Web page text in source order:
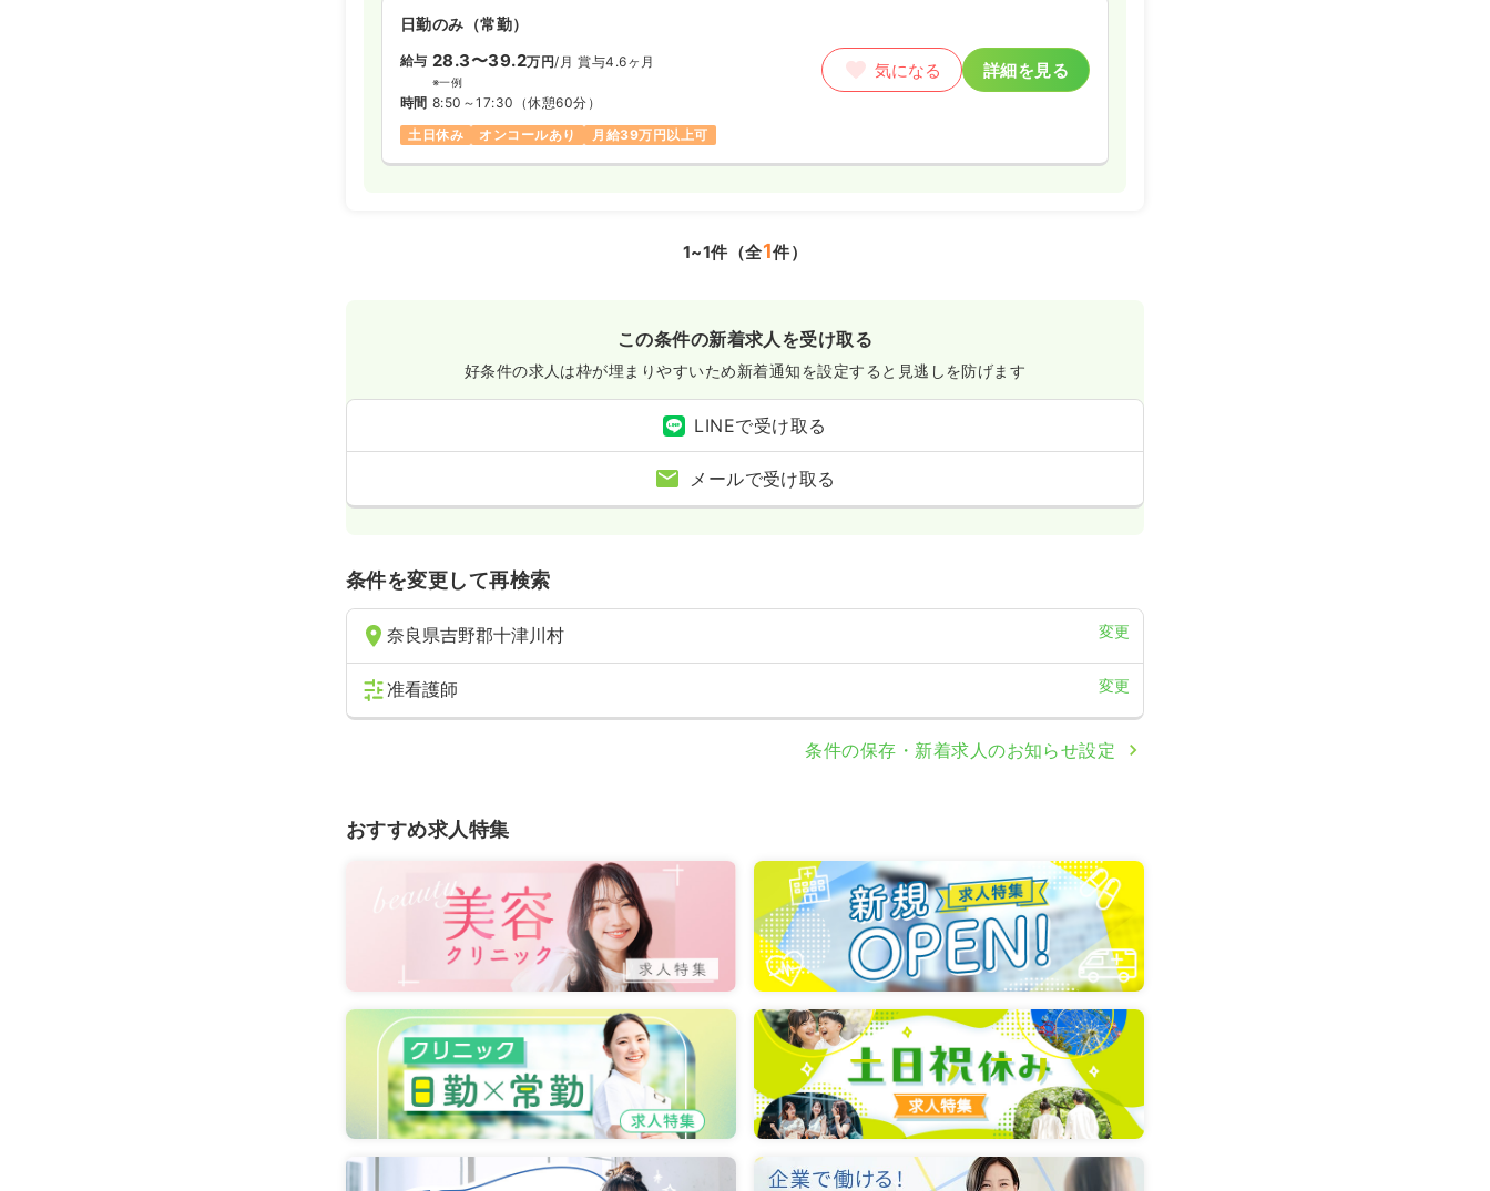
日勤のみ（常勤）
給与 28.3〜39.2万円/月 賞与4.6ヶ月
※一例
時間 8:50～17:30 （休憩60分）
土日休み
オンコールあり 月給39万円以上可
気になる 詳細を見る
1~1件（全1件）
この条件の新着求人を受け取る
好条件の求人は枠が埋まりやすいため新着通知を設定すると見逃しを防げます
LINEで受け取る
メールで受け取る
条件を変更して再検索
奈良県吉野郡十津川村 変更
准看護師 変更
条件の保存・新着求人のお知らせ設定
おすすめ求人特集